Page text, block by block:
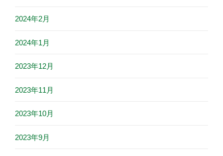
2024年2月
2024年1月
2023年12月
2023年11月
2023年10月
2023年9月